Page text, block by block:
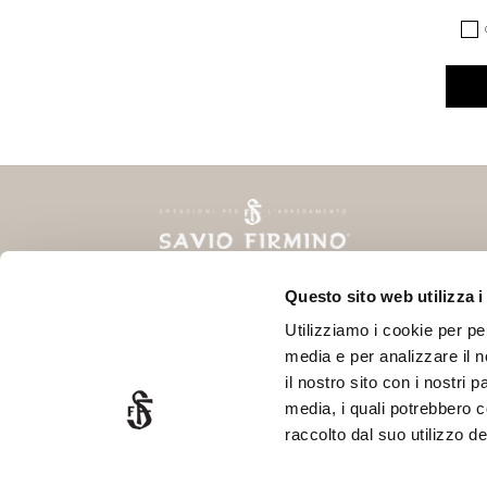
Questo sito web utilizza i
Utilizziamo i cookie per
media e per analizzare il
il nostro sito con i nostri
media, i quali potrebbero
raccolto dal suo utilizzo
50018 Scandicci - FIRENZE
P.Iva 06378770488
Ph. +39 055 720466
info@saviofirmino.com